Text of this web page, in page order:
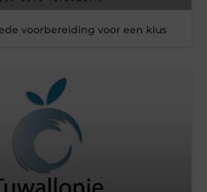
voorbereiding voor een klus